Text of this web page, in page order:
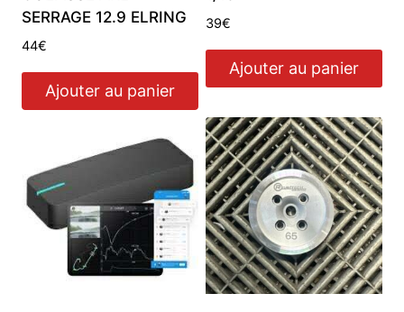
SERRAGE 12.9 ELRING
44€
Ajouter au panier
39€
Ajouter au panier